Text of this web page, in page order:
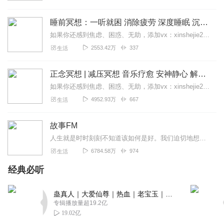
睡前冥想：一听就困 消除疲劳 深度睡眠 沉浸体验
如果你还感到焦虑、困惑、无助，添加vx：xinshejie2018、vx公众号：宣萱心伴，与主播宣萱开启心灵交流之旅，共建温暖的精神家园！如果你喜欢我的内容，请...
生活 2553.42万 337
正念冥想 | 减压冥想 音乐疗愈 安神静心 解郁降噪
如果你还感到焦虑、困惑、无助，添加vx：xinshejie2018、vx公众号：宣萱心伴，与主播宣萱开启心灵交流之旅，共建温暖的精神家园！如果你喜欢我的内容，请...
生活 4952.93万 667
故事FM
人生就是时时刻刻不知道该如何是好。我们迫切地想知道怎么解决问题，也同样挣扎着寻求理解和安慰。这样的你，并不孤独。重获新生的抑郁症病人；用一辈子摆脱原生家庭阴影的...
生活 6784.58万 974
经典必听
专辑播放量超19.2亿
19.02亿